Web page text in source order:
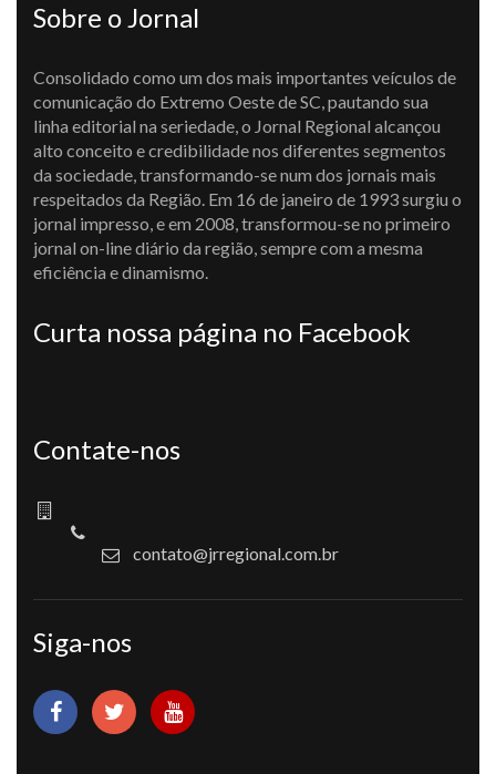
Sobre o Jornal
Consolidado como um dos mais importantes veículos de
comunicação do Extremo Oeste de SC, pautando sua
linha editorial na seriedade, o Jornal Regional alcançou
alto conceito e credibilidade nos diferentes segmentos
da sociedade, transformando-se num dos jornais mais
respeitados da Região. Em 16 de janeiro de 1993 surgiu o
jornal impresso, e em 2008, transformou-se no primeiro
jornal on-line diário da região, sempre com a mesma
eficiência e dinamismo.
Curta nossa página no Facebook
Contate-nos
contato@jrregional.com.br
Siga-nos